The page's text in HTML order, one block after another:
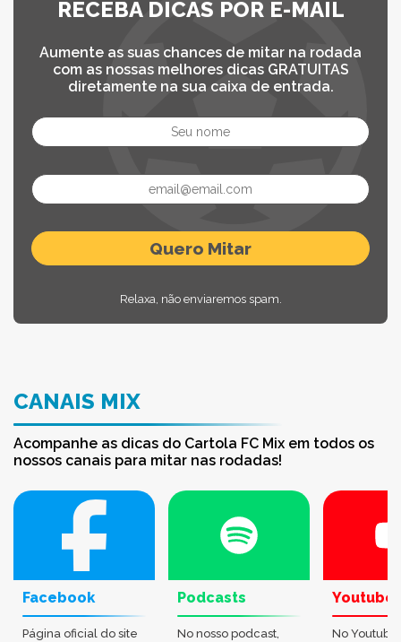
RECEBA DICAS POR E-MAIL
Aumente as suas chances de mitar na rodada
com as nossas melhores dicas GRATUITAS
diretamente na sua caixa de entrada.
Relaxa, não enviaremos spam.
CANAIS MIX
Acompanhe as dicas do Cartola FC Mix em todos os
nossos canais para mitar nas rodadas!
Facebook
Página oficial do site
Podcasts
No nosso podcast,
Youtube
No